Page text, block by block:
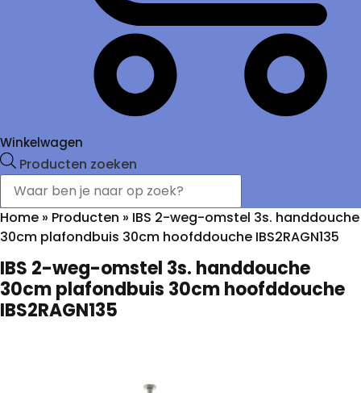
Winkelwagen
Producten zoeken
Home » Producten » IBS 2-weg-omstel 3s. handdouche
30cm plafondbuis 30cm hoofddouche IBS2RAGN135
IBS 2-weg-omstel 3s. handdouche
30cm plafondbuis 30cm hoofddouche
IBS2RAGN135